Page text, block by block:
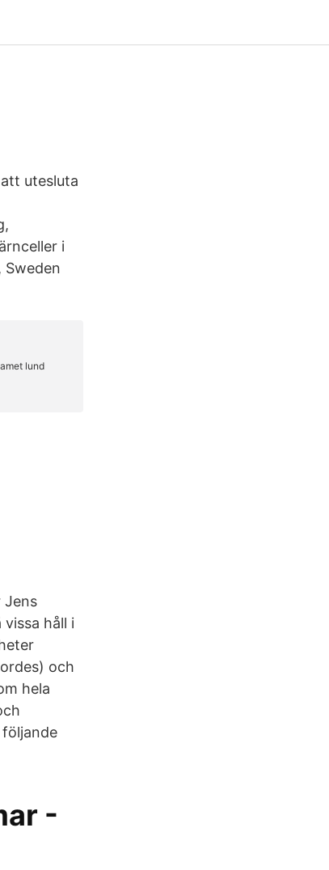
utesluta
i
Sweden
Jens
håll i
och
hela
-